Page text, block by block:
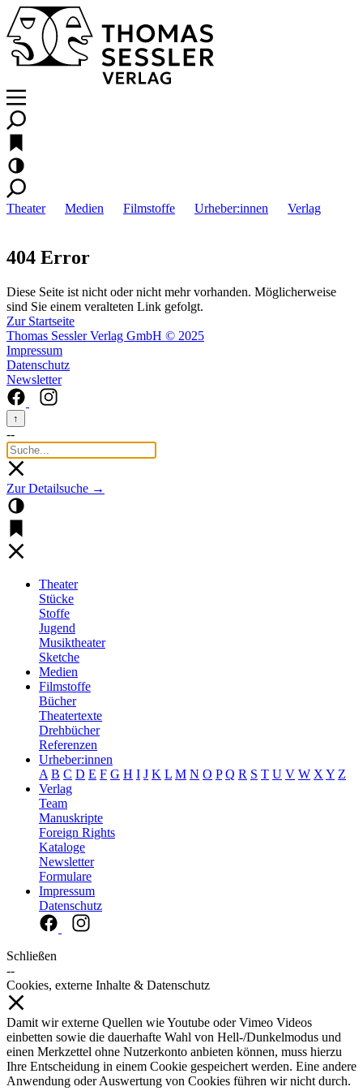
Theater Medien Filmstoffe Urheber:innen Verlag
404 Error
Diese Seite ist nicht oder nicht mehr vorhanden. Möglicherweise
sind Sie einem veralteten Link gefolgt.
Zur Startseite
Thomas Sessler Verlag GmbH © 2025
Impressum
Datenschutz
Newsletter
↑
--
Zur Detailsuche →
Theater
Stücke
Stoffe
Jugend
Musiktheater
Sketche
Medien
Filmstoffe
Bücher
Theatertexte
Drehbücher
Referenzen
Urheber:innen
A B C D E F G H I J K L M N O P Q R S T U V W X Y Z
Verlag
Team
Manuskripte
Foreign Rights
Kataloge
Newsletter
Formulare
Impressum
Datenschutz
Schließen
--
Cookies, externe Inhalte & Datenschutz
Damit wir externe Quellen wie Youtube oder Vimeo Videos
einbetten sowie die dauerhafte Wahl von Hell-/Dunkelmodus und
einen Merkzettel ohne Nutzerkonto anbieten können, muss hierzu
Ihre Entscheidung in einem Cookie gespeichert werden. Eine andere
Anwendung oder Auswertung von Cookies führen wir nicht durch.